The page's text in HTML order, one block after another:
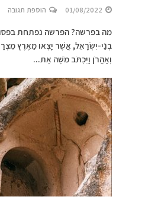
01/08/2022 הוספת תגובה
מה בפרשה? הפרשה נפתחת
בְנֵי-יִשְׂרָאֵל, אֲשֶׁר יָצְאוּ מֵאֶרֶץ
וְאַהֲרֹן וַיִּכְתֹּב מֹשֶׁה אֶת...